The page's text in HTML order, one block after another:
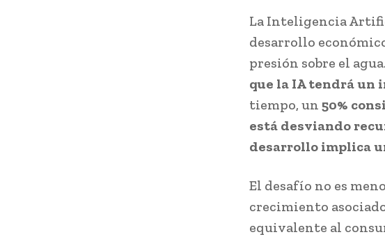
La Inteligencia
desarrollo
presión sobre el
que la IA tendrá un
tiempo, un 50%
está desviando
desarrollo implica
El desafío no es
crecimiento
equivalente al